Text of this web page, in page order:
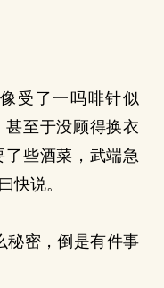
受了一吗啡针似
至于没顾得换衣
些酒菜，武端急
快说。
密，倒是有件事